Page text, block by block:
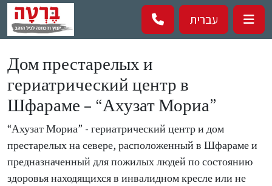
Перейти к основному содержанию
עברית
Дом престарелых и
гериатрический центр в
Шфараме – “Ахузат Мориа”
“Ахузат Мориа” - гериатрический центр и дом
престарелых на севере, расположенный в Шфараме и
предназначенный для пожилых людей по состоянию
здоровья находящихся в инвалидном кресле или не